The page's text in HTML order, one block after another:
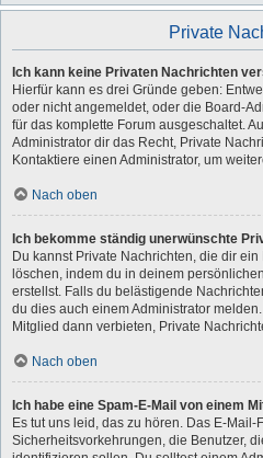
Private
Ich kann keine Privaten Nachrichten
Hierfür kann es drei Gründe geben:
oder nicht angemeldet, oder die Board-
für das komplette Forum ausgeschaltet.
Administrator dir das Recht, Private
Kontaktiere einen Administrator, um
Nach oben
Ich bekomme ständig unerwünschte
Du kannst Private Nachrichten, die dir
löschen, indem du in deinem
erstellst. Falls du belästigende
du dies auch einem Administrator
Mitglied dann verbieten, Private
Nach oben
Ich habe eine Spam-E-Mail von einem
Es tut uns leid, das zu hören. Das E-
Sicherheitsvorkehrungen, die Benutzer,